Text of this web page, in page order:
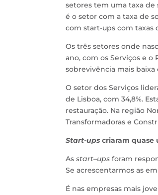
setores tem uma taxa de
é o setor com a taxa de
com start-ups com taxas
Os três setores onde
ano, com os Serviços e o
sobrevivência mais baixa
O setor dos Serviços
de Lisboa, com 34,8%.
restauração. Na região
Transformadoras e
Start-ups criaram quase
As start–ups foram
Se acrescentarmos as
É nas empresas mais